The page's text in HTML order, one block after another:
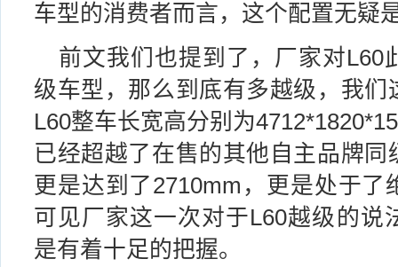
车型的消费者而言，这个配置无疑
前文我们也提到了，厂家对L60
级车型，那么到底有多越级，我
L60整车长宽高分别为
已经超越了在售的其他自主品牌
更是达到了2710mm，更是处于
可见厂家这一次对于L60越级的说
是有着十足的把握。